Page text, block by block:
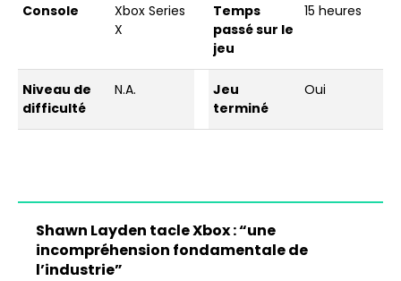
Console
Xbox Series
X
Temps
passé sur le
jeu
15 heures
Niveau de
difficulté
N.A.
Jeu
terminé
Oui
Shawn Layden tacle Xbox : “une
incompréhension fondamentale de
l’industrie”